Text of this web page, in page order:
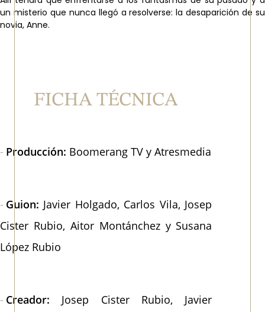
un misterio que nunca llegó a resolverse: la desaparición de su
novia, Anne.
FICHA TÉCNICA
Producción: Boomerang TV y Atresmedia
Guion: Javier Holgado, Carlos Vila, Josep
Cister Rubio, Aitor Montánchez y Susana
López Rubio
Creador: Josep Cister Rubio, Javier